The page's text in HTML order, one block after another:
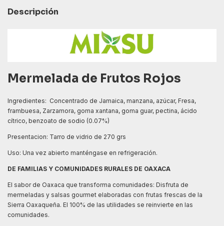
Descripción
Mermelada de Frutos Rojos
Ingredientes: Concentrado de Jamaica, manzana, azúcar, Fresa,
frambuesa, Zarzamora, goma xantana, goma guar, pectina, ácido
cítrico, benzoato de sodio (0.07%)
Presentacion: Tarro de vidrio de 270 grs
Uso: Una vez abierto manténgase en refrigeración.
DE FAMILIAS Y COMUNIDADES RURALES DE OAXACA
El sabor de Oaxaca que transforma comunidades: Disfruta de
mermeladas y salsas gourmet elaboradas con frutas frescas de la
Sierra Oaxaqueña. El 100% de las utilidades se reinvierte en las
comunidades.